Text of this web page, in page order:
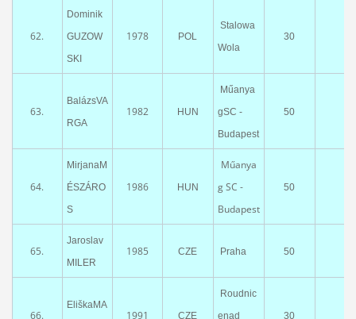
62.
Dominik
GUZOW
SKI
1978 POL
Stalowa
Wola
30
63.
BalázsVA
RGA
1982 HUN
Műanya
gSC -
Budapest
50
64.
MirjanaM
ÉSZÁRO
S
1986 HUN
Műanya
g SC -
Budapest
50
65.
Jaroslav
MILER
1985 CZE Praha 50
66.
EliškaMA
1991 CZE
Roudnic
enad
30